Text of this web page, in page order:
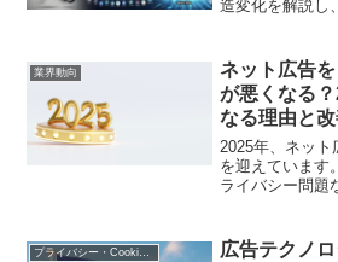
造変化を解説し
業界動向
ネット広告
が悪くなる
なる理由と
2025年、ネット
を迎えています
ライバシー問題
プライバシー・Cookie規制
広告テクノ